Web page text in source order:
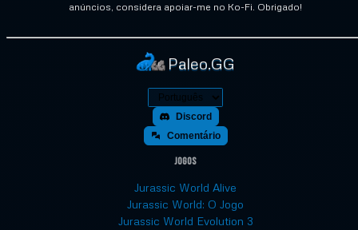
anúncios, considera apoiar-me no Ko-Fi. Obrigado!
Paleo.GG
Discord
Comentário
Jogos
Jurassic World Alive
Jurassic World: O Jogo
Jurassic World Evolution 3